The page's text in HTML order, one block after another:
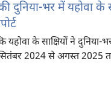
दुनिया-भर में यहोवा के
यहोवा के साक्षियों ने दुनिया-
2024 से अगस्त 2025